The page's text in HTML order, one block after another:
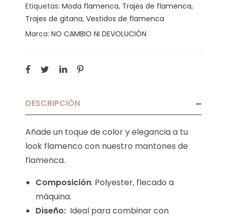
Etiquetas: Moda flamenca, Trajes de flamenca,
Trajes de gitana, Vestidos de flamenca
Marca: NO CAMBIO NI DEVOLUCIÓN
DESCRIPCIÓN
Añade un toque de color y elegancia a tu
look flamenco con nuestro mantones de
flamenca.
Composición: Polyester, flecado a
máquina.
Diseño: Ideal para combinar con